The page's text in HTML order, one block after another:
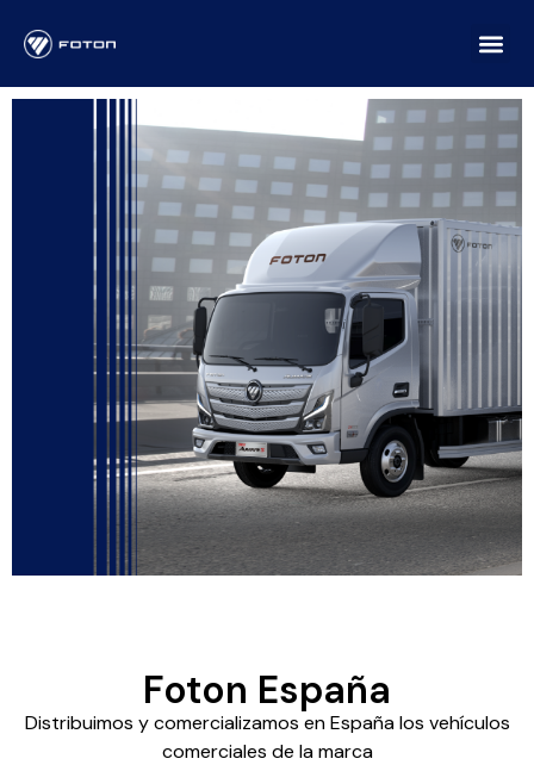
Foton España
Distribuimos y comercializamos en España los vehículos
comerciales de la marca